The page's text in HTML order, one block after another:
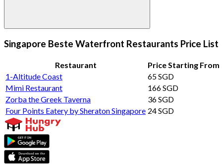
Singapore Beste Waterfront Restaurants Price List
Restaurant
Price Starting From
1-Altitude Coast
65 SGD
Mimi Restaurant
166 SGD
Zorba the Greek Taverna
36 SGD
Four Points Eatery by Sheraton Singapore 24 SGD